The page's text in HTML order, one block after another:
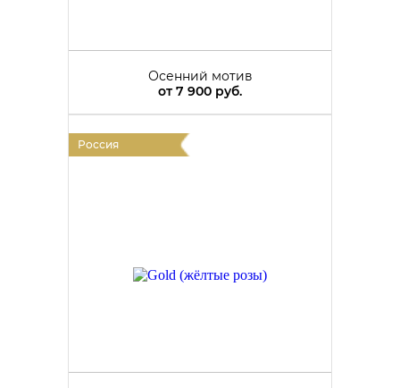
Осенний мотив
от7 900 руб.
Россия